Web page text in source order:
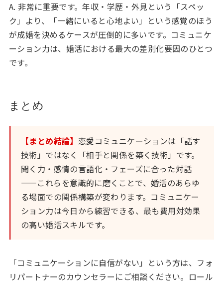
A. 非常に重要です。年収・学歴・外見という「スペッ
ク」より、「一緒にいると心地よい」という感覚のほう
が成婚を決めるケースが圧倒的に多いです。コミュニケ
ーション力は、婚活における最大の差別化要因のひとつ
です。
まとめ
【まとめ結論】 恋愛コミュニケーションは「話す
技術」ではなく「相手と関係を築く技術」です。
聞く力・感情の言語化・フェーズに合った対話
——これらを意識的に磨くことで、婚活のあらゆ
る場面での関係構築が変わります。コミュニケー
ション力は今日から練習できる、最も費用対効果
の高い婚活スキルです。
「コミュニケーションに自信がない」という方は、フォ
リパートナーのカウンセラーにご相談ください。ロール